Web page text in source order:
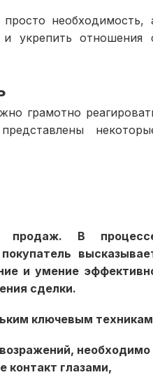
необходимость,
укрепить отношения
грамотно
продаж. В
и умение
сделки.
ключевым
необходимо
глазами,